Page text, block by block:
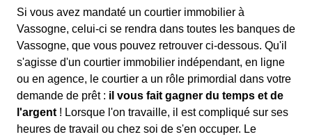
Si vous avez mandaté un courtier immobilier à
Vassogne, celui-ci se rendra dans toutes les banques de
Vassogne, que vous pouvez retrouver ci-dessous. Qu'il
s'agisse d'un courtier immobilier indépendant, en ligne
ou en agence, le courtier a un rôle primordial dans votre
demande de prêt : il vous fait gagner du temps et de
l'argent ! Lorsque l'on travaille, il est compliqué sur ses
heures de travail ou chez soi de s'en occuper. Le